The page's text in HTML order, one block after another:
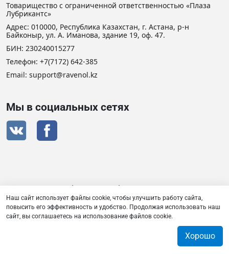
Товарищество с ограниченной ответственностью «Плаза
Лубрикантс»
Адрес: 010000, Республика Казахстан, г. Астана, р-н
Байконыр, ул. А. Иманова, здание 19, оф. 47.
БИН: 230240015277
Телефон: +7(7172) 642-385
Email: support@ravenol.kz
Мы в социальных сетях
Сертификат дистрибьютора RAVENOL
Товарищество с ограниченной ответственностью «Плаза
Наш сайт использует файлы cookie, чтобы улучшить работу сайта,
повысить его эффективность и удобство. Продолжая использовать наш
сайт, вы соглашаетесь на использование файлов cookie.
Хорошо